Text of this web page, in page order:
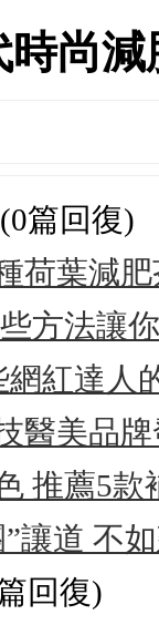
時尚
(0篇回復)
荷葉減
方法讓
紅達人
醫美品
推薦5款
讓道 不
回復)